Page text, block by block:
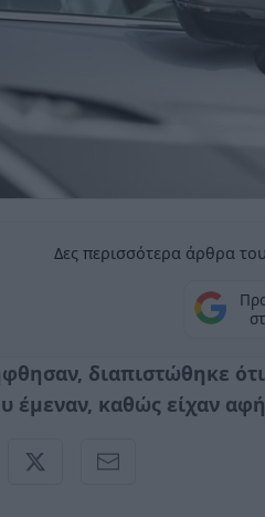
Δες περισσότερα άρθρα
διαπιστώθηκε
έμεναν, καθώς είχαν